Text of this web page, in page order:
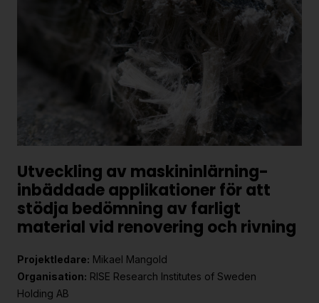
Utveckling av maskininlärning-
inbäddade applikationer för att
stödja bedömning av farligt
material vid renovering och rivning
Projektledare: Mikael Mangold
Organisation: RISE Research Institutes of Sweden
Holding AB